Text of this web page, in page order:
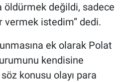
öldürmek değildi, sadece
vermek istedim” dedi.
ek olarak Polat
kendisine
konusu olayı para